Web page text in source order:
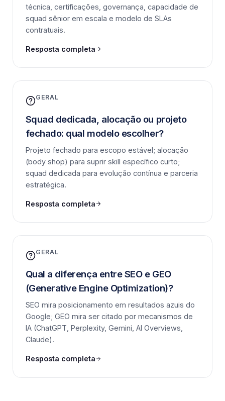
técnica, certificações, governança, capacidade de
squad sênior em escala e modelo de SLAs
contratuais.
Resposta completa
GERAL
Squad dedicada, alocação ou projeto
fechado: qual modelo escolher?
Projeto fechado para escopo estável; alocação
(body shop) para suprir skill específico curto;
squad dedicada para evolução contínua e parceria
estratégica.
Resposta completa
GERAL
Qual a diferença entre SEO e GEO
(Generative Engine Optimization)?
SEO mira posicionamento em resultados azuis do
Google; GEO mira ser citado por mecanismos de
IA (ChatGPT, Perplexity, Gemini, AI Overviews,
Claude).
Resposta completa